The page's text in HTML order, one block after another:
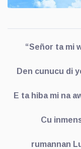
“Señor ta mi
Den cunucu di
E ta hiba mi na
Cu
rumannan